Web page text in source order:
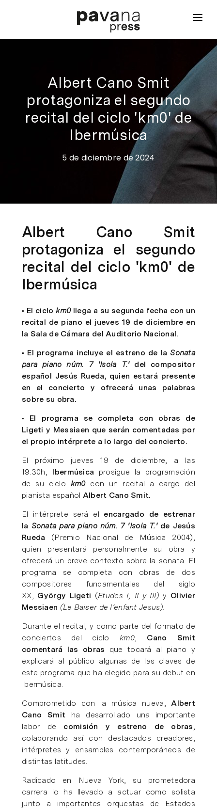
inicio
proyectos
contacto
Albert Cano Smit
protagoniza el segundo
recital del ciclo 'km0' de
Ibermúsica
5 de diciembre de 2024
Albert Cano Smit
protagoniza el segundo
recital del ciclo 'km0' de
Ibermúsica
• El ciclokm0llega a su segunda fecha con un
recital de piano el jueves 19 de diciembre en
la Sala de Cámara del Auditorio Nacional.
• El programa incluye el estreno de laSonata
para piano núm. 7 'Isola T.' del compositor
español Jesús Rueda, quien estará presente
en el concierto y ofrecerá unas palabras
sobre su obra.
• El programa se completa con obras de
Ligeti y Messiaen que serán comentadas por
el propio intérprete a lo largo del concierto.
El próximo jueves 19 de diciembre, a las
19.30h, Ibermúsica prosigue la programación
de su ciclo km0 con un recital a cargo del
pianista español Albert Cano Smit.
El intérprete será el encargado de estrenar
la Sonata para piano núm. 7 'Isola T.' de Jesús
Rueda (Premio Nacional de Música 2004),
quien presentará personalmente su obra y
ofrecerá un breve contexto sobre la sonata. El
programa se completa con obras de dos
compositores fundamentales del siglo
XX, György Ligeti (Etudes I, II y III) y Olivier
Messiaen (Le Baiser de l’enfant Jesus).
Durante el recital, y como parte del formato de
conciertos del ciclo km0, Cano Smit
comentará las obras que tocará al piano y
explicará al público algunas de las claves de
este programa que ha elegido para su debut en
Ibermúsica.
Comprometido con la música nueva,Albert
Cano Smit ha desarrollado una importante
labor de comisión y estreno de obras,
colaborando así con destacados creadores,
intérpretes y ensambles contemporáneos de
distintas latitudes.
Radicado en Nueva York, su prometedora
carrera lo ha llevado a actuar como solista
junto a importantes orquestas de Estados